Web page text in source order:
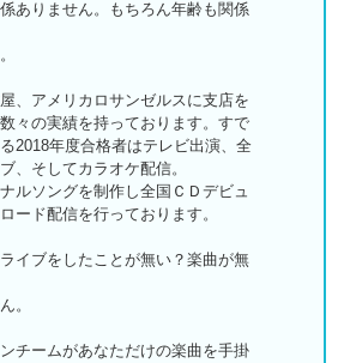
ありません。もちろん年齢も関係
、アメリカロサンゼルスに支店を
々の実績を持っております。すで
2018年度合格者はテレビ出演、全
、そしてカラオケ配信。
ルソングを制作し全国ＣＤデビュ
ード配信を行っております。
イブをしたことが無い？楽曲が無
。
チームがあなただけの楽曲を手掛